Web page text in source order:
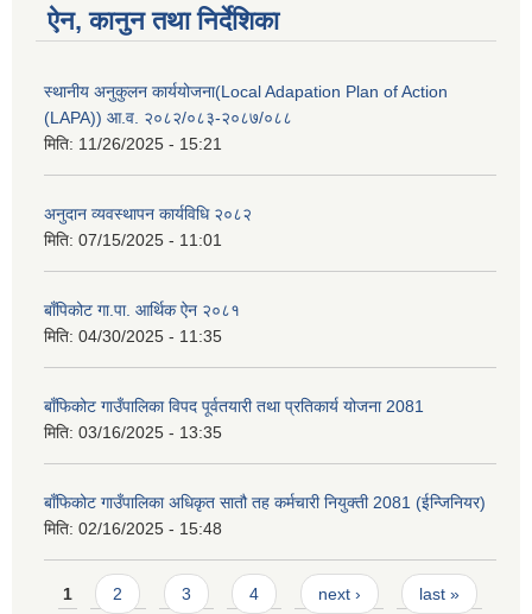
ऐन, कानुन तथा निर्देशिका
स्थानीय अनुकुलन कार्ययोजना(Local Adapation Plan of Action
(LAPA)) आ.व. २०८२/०८३-२०८७/०८८
मिति: 11/26/2025 - 15:21
अनुदान व्यवस्थापन कार्यविधि २०८२
मिति: 07/15/2025 - 11:01
बाँपिकोट गा.पा. आर्थिक ऐन २०८१
मिति: 04/30/2025 - 11:35
बाँफिकोट गाउँपालिका विपद पूर्वतयारी तथा प्रतिकार्य योजना 2081
मिति: 03/16/2025 - 13:35
बाँफिकोट गाउँपालिका अधिकृत सातौ तह कर्मचारी नियुक्ती 2081 (ईन्जिनियर)
मिति: 02/16/2025 - 15:48
Pages
1 2 3 4 next › last »